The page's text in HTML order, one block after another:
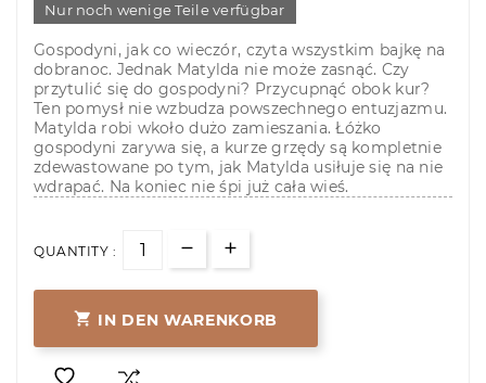
Nur noch wenige Teile verfügbar
Gospodyni, jak co wieczór, czyta wszystkim bajkę na
dobranoc. Jednak Matylda nie może zasnąć. Czy
przytulić się do gospodyni? Przycupnąć obok kur?
Ten pomysł nie wzbudza powszechnego entuzjazmu.
Matylda robi wkoło dużo zamieszania. Łóżko
gospodyni zarywa się, a kurze grzędy są kompletnie
zdewastowane po tym, jak Matylda usiłuje się na nie
wdrapać. Na koniec nie śpi już cała wieś.
QUANTITY :
 IN DEN WARENKORB